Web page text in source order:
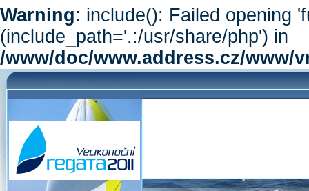
Warning: include(): Failed opening
(include_path='.:/usr/share/php') in
/www/doc/www.address.cz/www/